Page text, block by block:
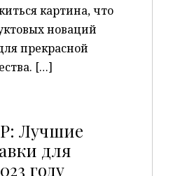
картина, что
новаций
прекрасной
[…]
Лучшие
для
году